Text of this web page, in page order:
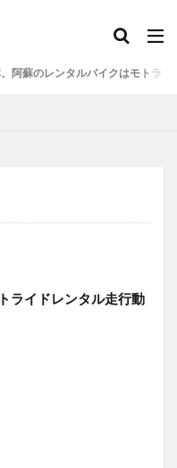
阿蘇のレンタルバイクはモトライ
ライドレンタル走行動
ド
球磨